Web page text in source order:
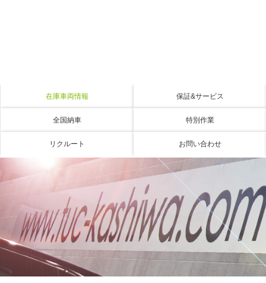
在庫車両情報 保証&サービス
全国納車 特別作業
リクルート お問い合わせ